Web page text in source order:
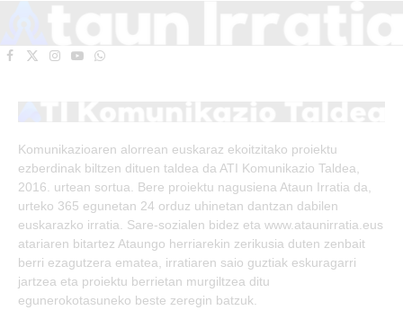
Facebook
X
Instagram
YouTubeWhatsApp
Komunikazioaren alorrean euskaraz ekoitzitako proiektu
ezberdinak biltzen dituen taldea da ATI Komunikazio Taldea,
2016. urtean sortua. Bere proiektu nagusiena Ataun Irratia da,
urteko 365 egunetan 24 orduz uhinetan dantzan dabilen
euskarazko irratia. Sare-sozialen bidez eta www.ataunirratia.eus
atariaren bitartez Ataungo herriarekin zerikusia duten zenbait
berri ezagutzera ematea, irratiaren saio guztiak eskuragarri
jartzea eta proiektu berrietan murgiltzea ditu
egunerokotasuneko beste zeregin batzuk.